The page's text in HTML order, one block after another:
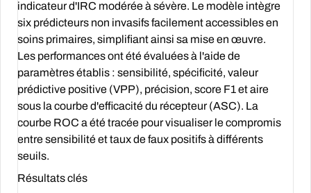
indicateur d'IRC modérée à sévère. Le modèle intègre
six prédicteurs non invasifs facilement accessibles en
soins primaires, simplifiant ainsi sa mise en œuvre.
Les performances ont été évaluées à l'aide de
paramètres établis : sensibilité, spécificité, valeur
prédictive positive (VPP), précision, score F1 et aire
sous la courbe d'efficacité du récepteur (ASC). La
courbe ROC a été tracée pour visualiser le compromis
entre sensibilité et taux de faux positifs à différents
seuils.
Résultats clés